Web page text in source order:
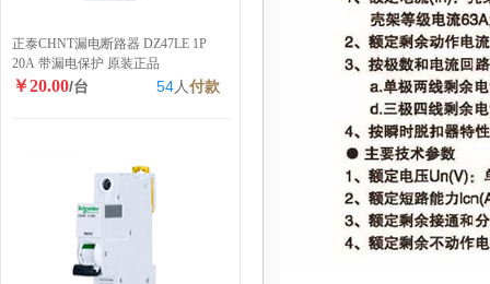
正泰CHNT漏电断路器 DZ47LE 1P
20A 带漏电保护 原装正品
￥20.00/台 54人付款